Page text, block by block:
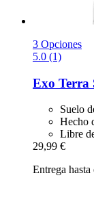
3 Opciones
5.0 (1)
Exo Terra
Suelo
Hecho
Libre
29,99 €
Entrega